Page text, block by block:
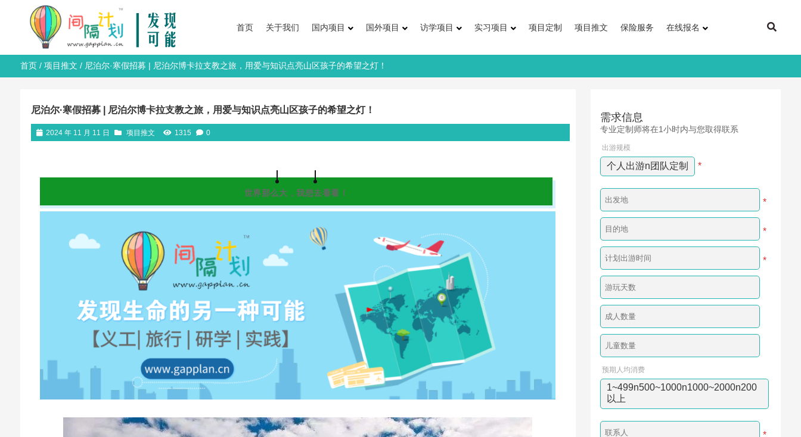
首页 关于我们 国内项目 国外项目 访学项目 实习项目 项目定制 项目推文 保险服务 在线报名
首页/ 项目推文 / 尼泊尔·寒假招募 | 尼泊尔博卡拉支教之旅，用爱与知识点亮山区孩子的希望之灯！
尼泊尔·寒假招募 | 尼泊尔博卡拉支教之旅，用爱与知识点亮山区孩子的希望之灯！
2024 年 11 月 11 日 项目推文 1315 0
世界那么大，我想去看看！
需求信息
专业定制师将在1小时内与您取得联系
出游规模
个人出游n团队定制 *
*
*
*
预期人均消费
1~499n500~1000n1000~2000n200
以上
*